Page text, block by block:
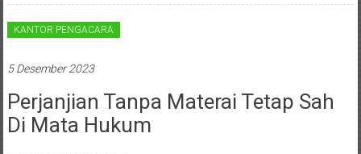
Denpasar,
Ungaran,
Pontianak,
KANTOR PENGACARA
5 Desember 2023
Perjanjian Tanpa Materai Tetap Sah
Di Mata Hukum